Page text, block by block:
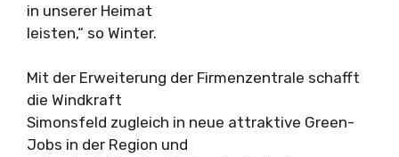
in unserer Heimat
leisten,“ so Winter.
Mit der Erweiterung der Firmenzentrale schafft
die Windkraft
Simonsfeld zugleich in neue attraktive Green-
Jobs in der Region und